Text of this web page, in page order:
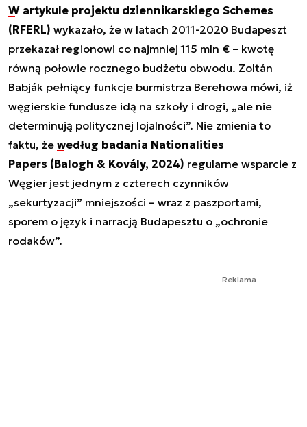
W artykule projektu dziennikarskiego Schemes
(RFERL) wykazało, że w latach 2011-2020 Budapeszt
przekazał regionowi co najmniej 115 mln € – kwotę
równą połowie rocznego budżetu obwodu. Zoltán
Babják pełniący funkcje burmistrza Berehowa mówi, iż
węgierskie fundusze idą na szkoły i drogi, „ale nie
determinują politycznej lojalności”. Nie zmienia to
faktu, że według badania Nationalities
Papers (Balogh & Kovály, 2024) regularne wsparcie z
Węgier jest jednym z czterech czynników
„sekurtyzacji” mniejszości – wraz z paszportami,
sporem o język i narracją Budapesztu o „ochronie
rodaków”.
Reklama